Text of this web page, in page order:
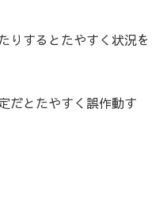
りするとたやすく状況を
だとたやすく誤作動す